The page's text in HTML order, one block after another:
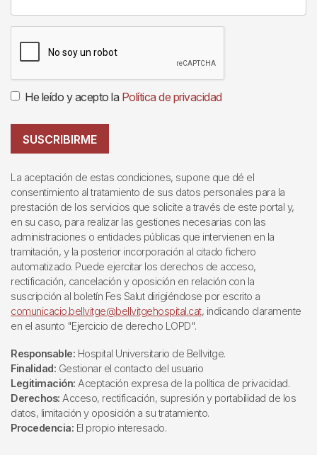
He leído y acepto la Política de privacidad
SUSCRIBIRME
La aceptación de estas condiciones, supone que dé el
consentimiento al tratamiento de sus datos personales para la
prestación de los servicios que solicite a través de este portal y,
en su caso, para realizar las gestiones necesarias con las
administraciones o entidades públicas que intervienen en la
tramitación, y la posterior incorporación al citado fichero
automatizado. Puede ejercitar los derechos de acceso,
rectificación, cancelación y oposición en relación con la
suscripción al boletín Fes Salut dirigiéndose por escrito a
comunicacio.bellvitge@bellvitgehospital.cat, indicando claramente
en el asunto "Ejercicio de derecho LOPD".
Responsable: Hospital Universitario de Bellvitge.
Finalidad: Gestionar el contacto del usuario
Legitimación: Aceptación expresa de la política de privacidad.
Derechos: Acceso, rectificación, supresión y portabilidad de los
datos, limitación y oposición a su tratamiento.
Procedencia: El propio interesado.